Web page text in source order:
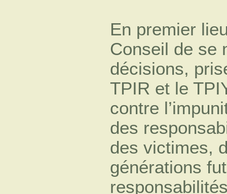
En premier
Conseil de se
décisions,
TPIR et le
contre
des
des victimes,
générations